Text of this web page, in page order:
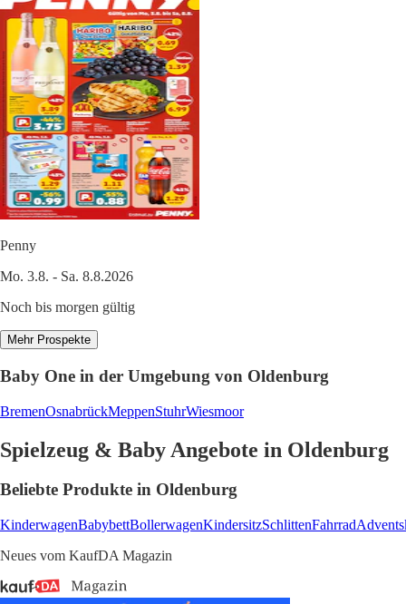
Penny
Mo. 3.8. - Sa. 8.8.2026
Noch bis morgen gültig
Mehr Prospekte
Baby One in der Umgebung von Oldenburg
BremenOsnabrückMeppenStuhrWiesmoor
Spielzeug & Baby Angebote in Oldenburg
Beliebte Produkte in Oldenburg
KinderwagenBabybettBollerwagenKindersitzSchlittenFahrrad
Neues vom KaufDA Magazin